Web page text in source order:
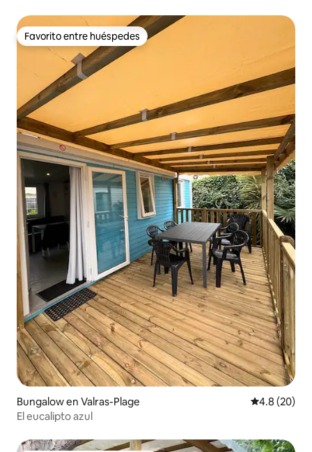
Favorito entre huéspedes
Favorito entre huéspedes
Bungalow en Valras-Plage Calificación
4.8 (20)
El eucalipto azul